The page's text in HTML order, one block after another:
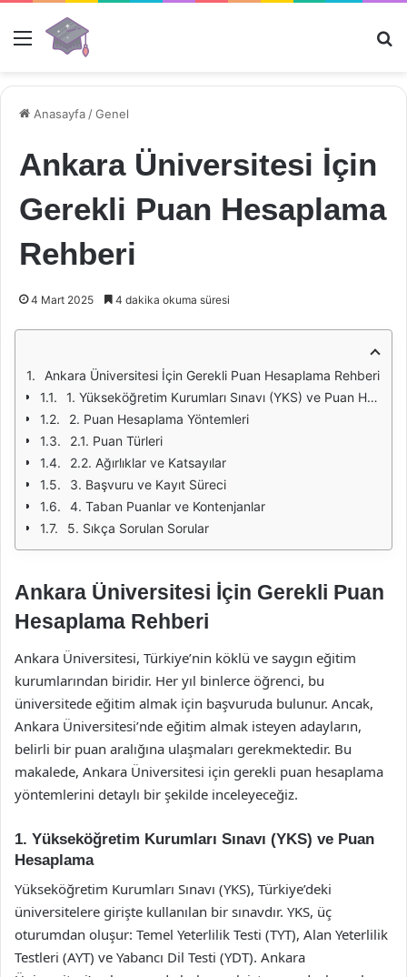
Menü
Anasayfa /Genel
Ankara Üniversitesi İçin
Gerekli Puan Hesaplama
Rehberi
4 Mart 2025 4 dakika okuma süresi
Ankara Üniversitesi İçin Gerekli Puan Hesaplama Rehberi
1. Yükseköğretim Kurumları Sınavı (YKS) ve Puan Hesaplama
2. Puan Hesaplama Yöntemleri
2.1. Puan Türleri
2.2. Ağırlıklar ve Katsayılar
3. Başvuru ve Kayıt Süreci
4. Taban Puanlar ve Kontenjanlar
5. Sıkça Sorulan Sorular
Ankara Üniversitesi İçin Gerekli Puan
Hesaplama Rehberi
Ankara Üniversitesi, Türkiye’nin köklü ve saygın eğitim
kurumlarından biridir. Her yıl binlerce öğrenci, bu
üniversitede eğitim almak için başvuruda bulunur. Ancak,
Ankara Üniversitesi’nde eğitim almak isteyen adayların,
belirli bir puan aralığına ulaşmaları gerekmektedir. Bu
makalede, Ankara Üniversitesi için gerekli puan hesaplama
yöntemlerini detaylı bir şekilde inceleyeceğiz.
1. Yükseköğretim Kurumları Sınavı (YKS) ve Puan
Hesaplama
Yükseköğretim Kurumları Sınavı (YKS), Türkiye’deki
üniversitelere girişte kullanılan bir sınavdır. YKS, üç
oturumdan oluşur: Temel Yeterlilik Testi (TYT), Alan Yeterlilik
Testleri (AYT) ve Yabancı Dil Testi (YDT). Ankara